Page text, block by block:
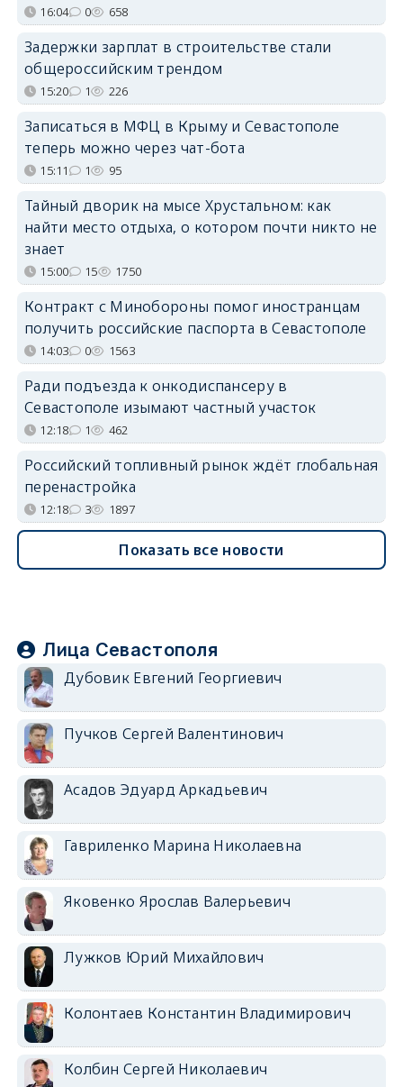
16:04 0 658
Задержки зарплат в строительстве стали
общероссийским трендом
15:20 1 226
Записаться в МФЦ в Крыму и Севастополе
теперь можно через чат-бота
15:11 1 95
Тайный дворик на мысе Хрустальном: как
найти место отдыха, о котором почти никто не
знает
15:00 15 1750
Контракт с Минобороны помог иностранцам
получить российские паспорта в Севастополе
14:03 0 1563
Ради подъезда к онкодиспансеру в
Севастополе изымают частный участок
12:18 1 462
Российский топливный рынок ждёт глобальная
перенастройка
12:18 3 1897
Показать все новости
Лица Севастополя
Дубовик Евгений Георгиевич
Пучков Сергей Валентинович
Асадов Эдуард Аркадьевич
Гавриленко Марина Николаевна
Яковенко Ярослав Валерьевич
Лужков Юрий Михайлович
Колонтаев Константин Владимирович
Колбин Сергей Николаевич